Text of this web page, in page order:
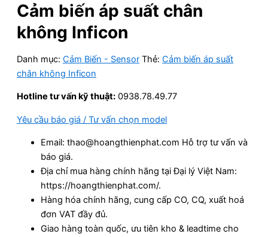
Cảm biến áp suất chân
không Inficon
Danh mục: Cảm Biến - Sensor Thẻ: Cảm biến áp suất
chân không Inficon
Hotline tư vấn kỹ thuật: 0938.78.49.77
Yêu cầu báo giá / Tư vấn chọn model
Email: thao@hoangthienphat.com Hỗ trợ tư vấn và
báo giá.
Địa chỉ mua hàng chính hãng tại Đại lý Việt Nam:
https://hoangthienphat.com/.
Hàng hóa chính hãng, cung cấp CO, CQ, xuất hoá
đơn VAT đầy đủ.
Giao hàng toàn quốc, ưu tiên kho & leadtime cho